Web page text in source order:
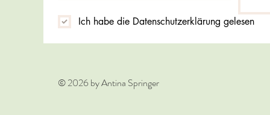
Ich habe die Datenschutzerklärung gelesen
© 2026 by Antina Springer